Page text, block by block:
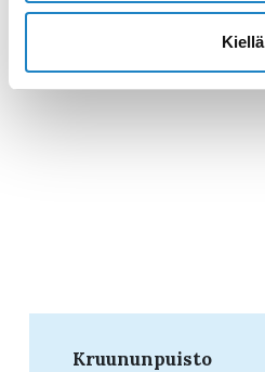
Kiellä
Kruununpuisto